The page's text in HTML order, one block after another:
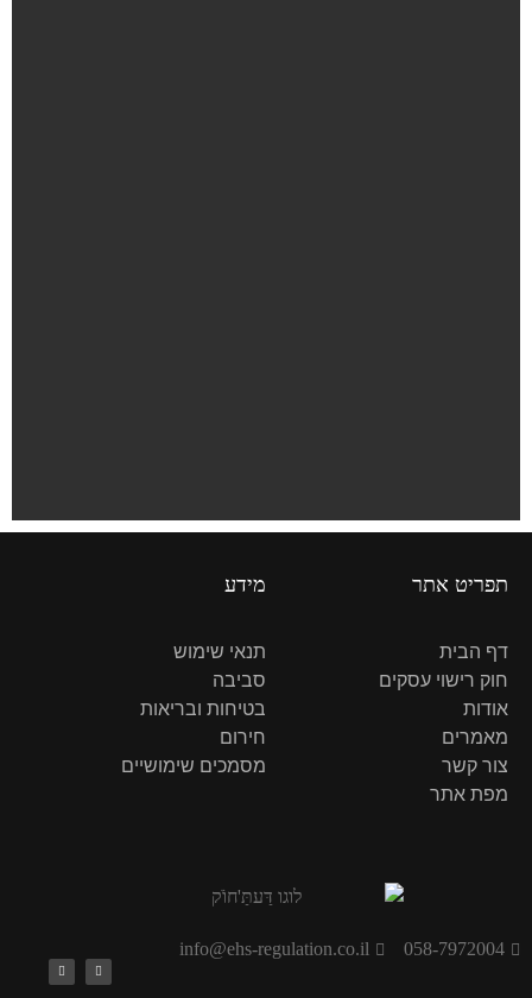
תפריט אתר
דף הבית
חוק רישוי עסקים
אודות
מאמרים
צור קשר
מפת אתר
מידע
תנאי שימוש
סביבה
בטיחות ובריאות
חירום
מסמכים שימושיים
058-7972004
info@ehs-regulation.co.il